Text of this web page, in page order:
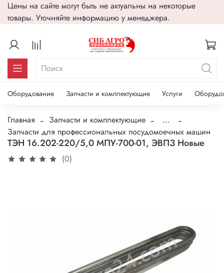
Цены на сайте могут быть не актуальны на некоторые
товары. Уточняйте информацию у менеджера.
Оборудование Запчасти и комплектующие Услуги
Главная Запчасти и комплектующие
...
Запчасти для профессиональных посудомоечных машин
ТЭН 16.202-220/5,0 МПУ-700-01, ЭВПЗ Новые
(0)